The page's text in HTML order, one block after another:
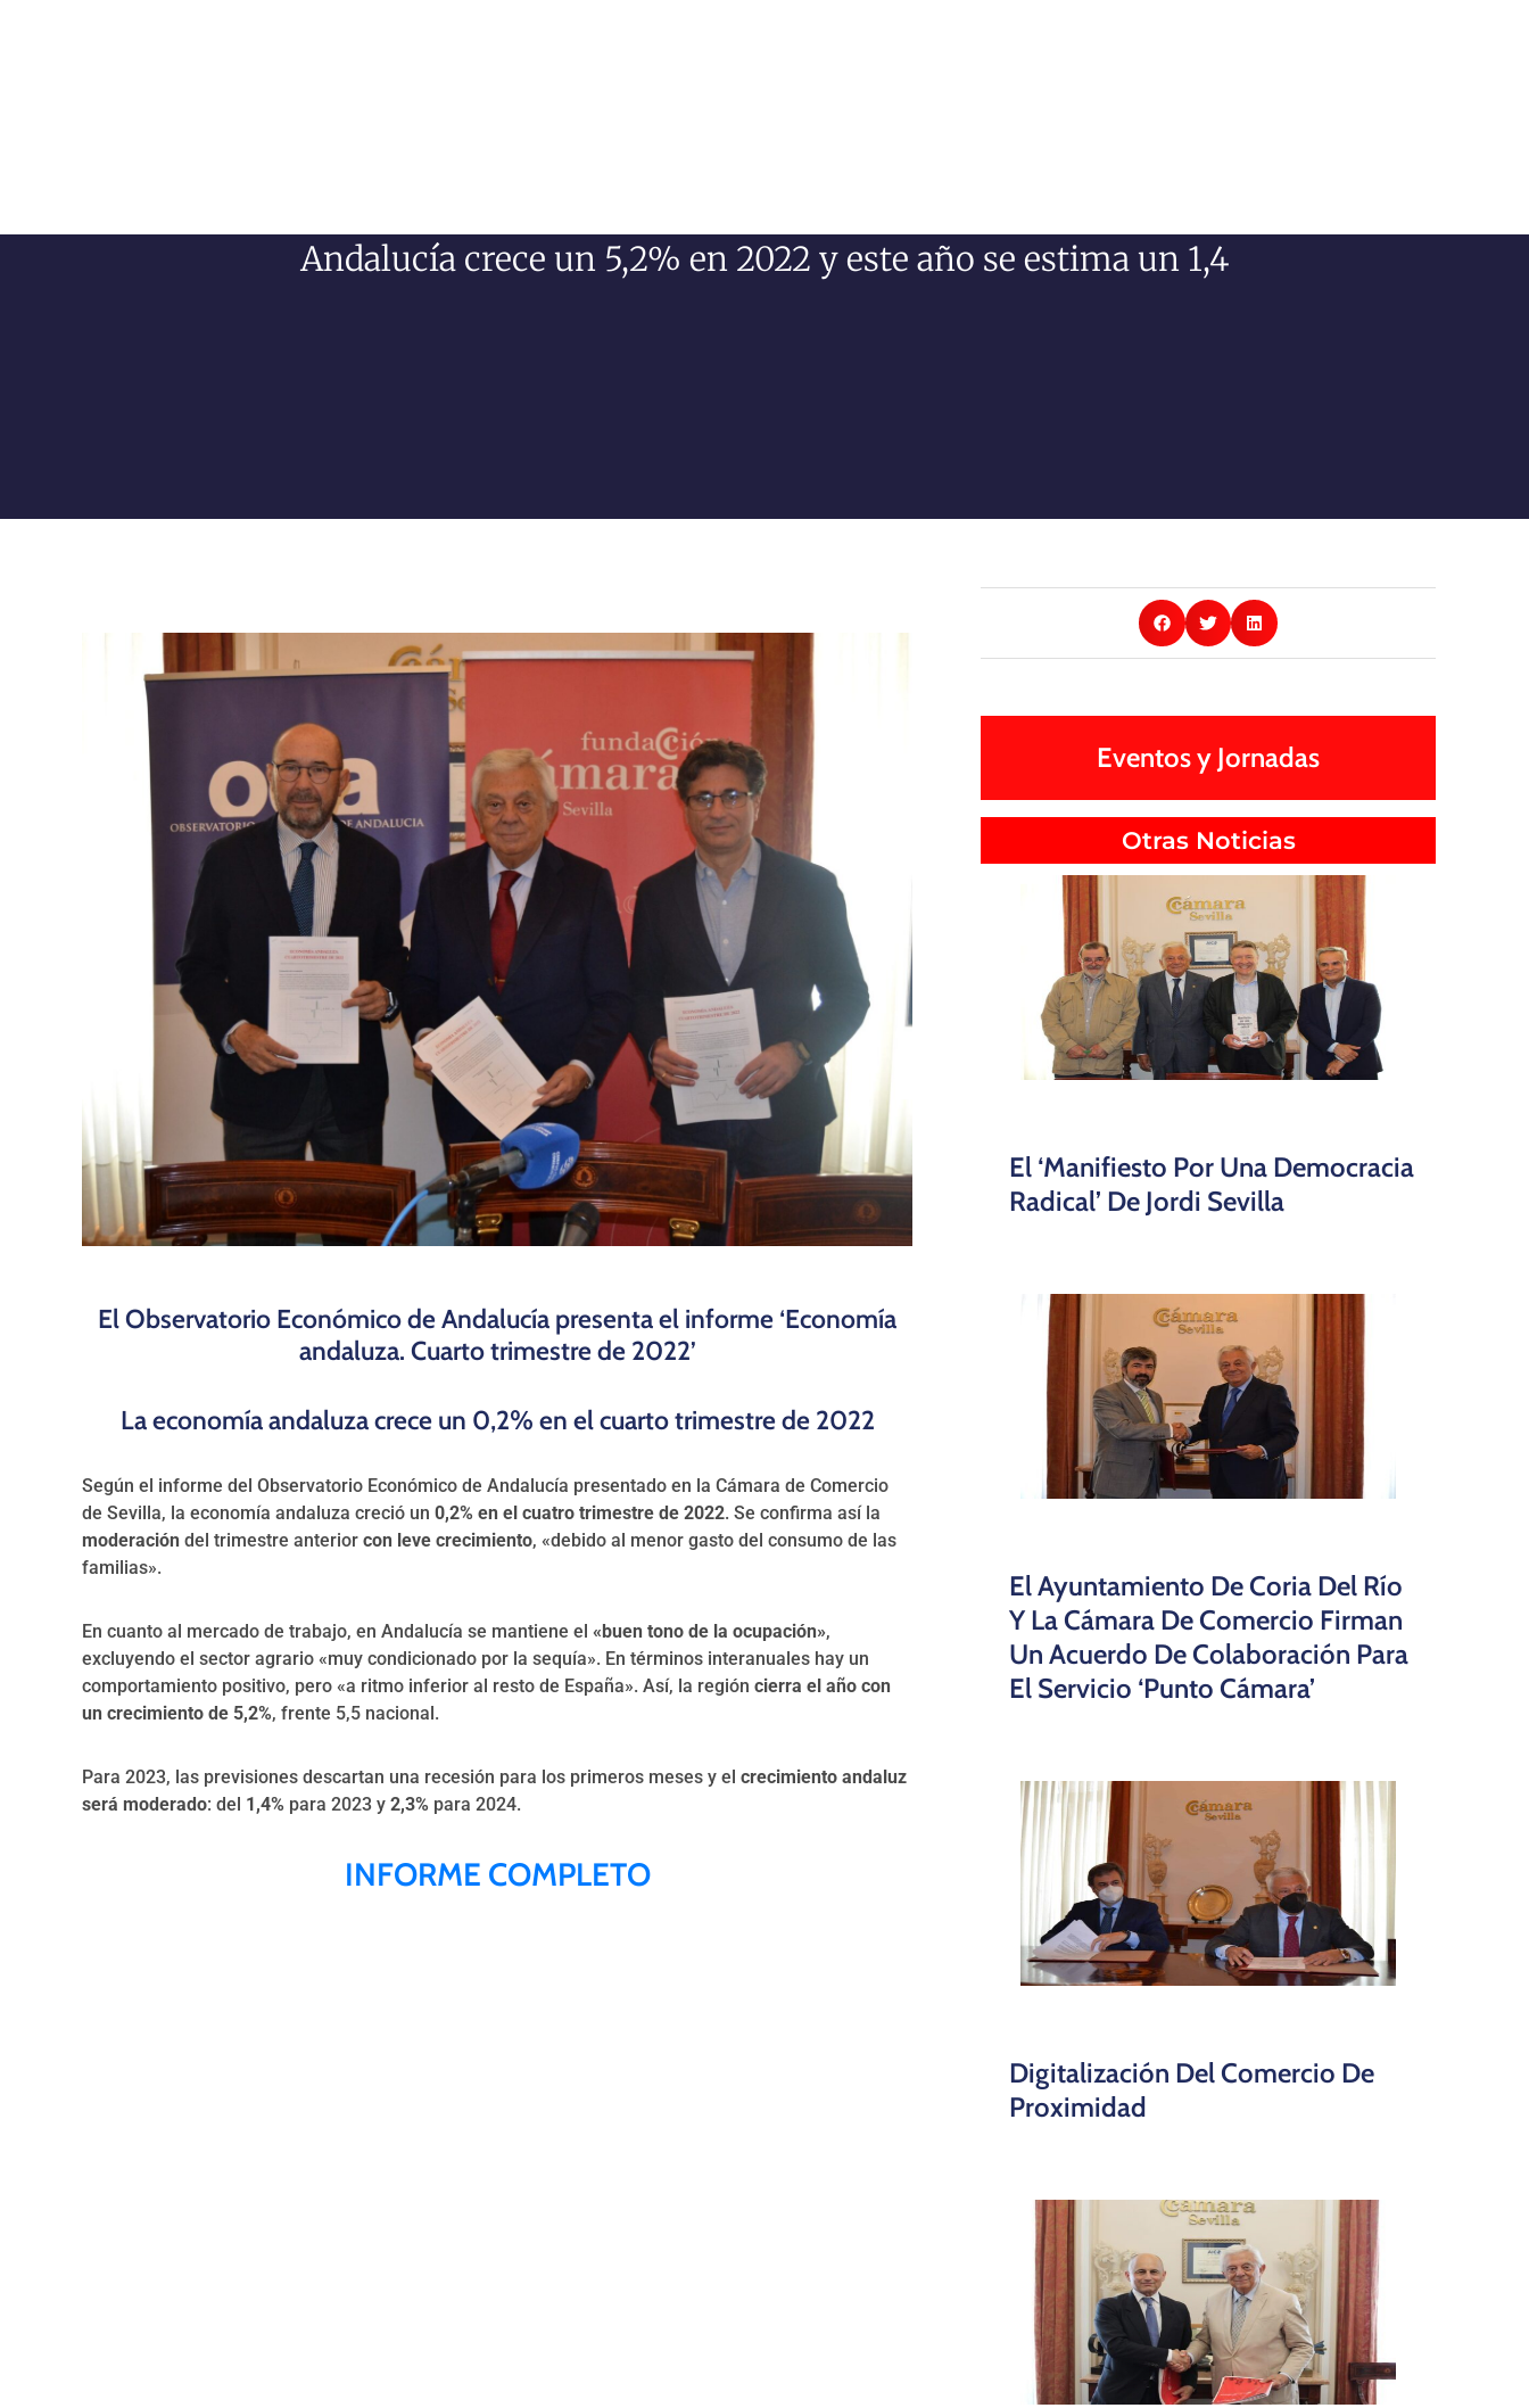
Andalucía crece un 5,2% en 2022 y este año se estima un 1,4
El Observatorio Económico de Andalucía presenta el informe ‘Economía
andaluza. Cuarto trimestre de 2022’
La economía andaluza crece un 0,2% en el cuarto trimestre de 2022
Según el informe del Observatorio Económico de Andalucía presentado en la Cámara de Comercio
de Sevilla, la economía andaluza creció un 0,2% en el cuatro trimestre de 2022. Se confirma así la
moderación del trimestre anterior con leve crecimiento, «debido al menor gasto del consumo de las
familias».
En cuanto al mercado de trabajo, en Andalucía se mantiene el «buen tono de la ocupación»,
excluyendo el sector agrario «muy condicionado por la sequía». En términos interanuales hay un
comportamiento positivo, pero «a ritmo inferior al resto de España». Así, la región cierra el año con
un crecimiento de 5,2%, frente 5,5 nacional.
Para 2023, las previsiones descartan una recesión para los primeros meses y el crecimiento andaluz
será moderado: del 1,4% para 2023 y 2,3% para 2024.
INFORME COMPLETO
Eventos y Jornadas
Otras Noticias
El ‘Manifiesto Por Una Democracia
Radical’ De Jordi Sevilla
El Ayuntamiento De Coria Del Río
Y La Cámara De Comercio Firman
Un Acuerdo De Colaboración Para
El Servicio ‘Punto Cámara’
Digitalización Del Comercio De
Proximidad